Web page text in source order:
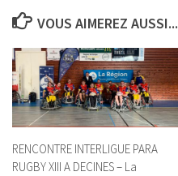
VOUS AIMEREZ AUSSI...
RENCONTRE INTERLIGUE PARA
RUGBY XIII A DECINES – La